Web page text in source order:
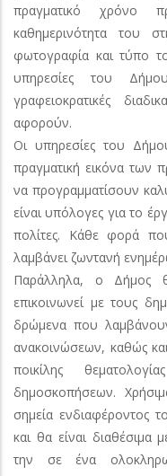
πραγματικό χρόνο
καθημερινότητα του
φωτογραφία και τύπο
υπηρεσίες του
γραφειοκρατικές
αφορούν.
Οι υπηρεσίες του
πραγματική εικόνα των
να προγραμματίσουν
είναι υπόλογες για το
πολίτες. Κάθε φορά
λαμβάνει ζωντανή
Παράλληλα, ο Δήμος
επικοινωνεί με τους
δρώμενα που
ανακοινώσεων, καθώς
ποικίλης
δημοσκοπήσεων.
σημεία ενδιαφέροντος
και θα είναι διαθέσιμα
την σε ένα